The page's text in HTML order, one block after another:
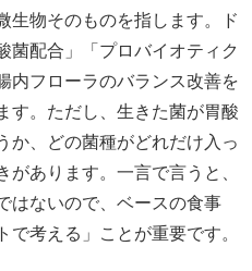
生物そのものを指します。ド
菌配合」「プロバイオティク
内フローラのバランス改善を
す。ただし、生きた菌が胃酸
か、どの菌種がどれだけ入っ
あります。一言で言うと、
はないので、ベースの食事
で考える」ことが重要です。